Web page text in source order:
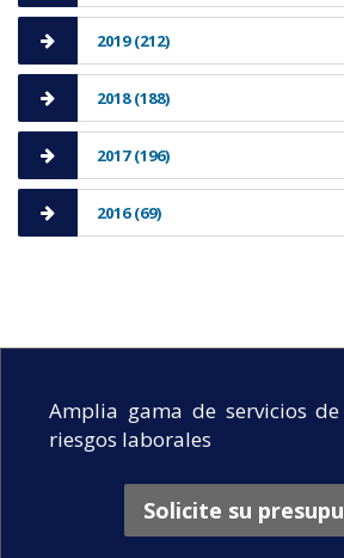
2019 (212)
2018 (188)
2017 (196)
2016 (69)
Amplia gama de servicios
riesgos laborales
Solicite su